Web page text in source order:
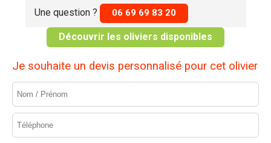
Une question ? 06 69 69 83 20
Découvrir les oliviers disponibles
Je souhaite un devis personnalisé pour cet olivier